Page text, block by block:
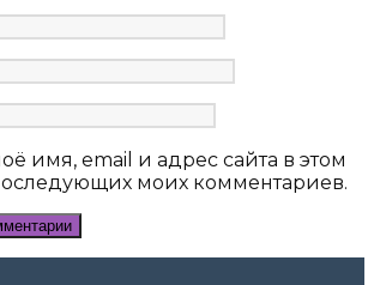
имя, email и адрес сайта в этом
моих комментариев.